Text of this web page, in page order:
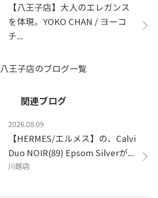
【八王子店】大人のエレガンス
を体現。YOKO CHAN / ヨーコ
チ...
八王子店のブログ一覧
関連ブログ
2026.08.09
【HERMES/エルメス】の、Calvi
Duo NOIR(89) Epsom Silverが...
川越店